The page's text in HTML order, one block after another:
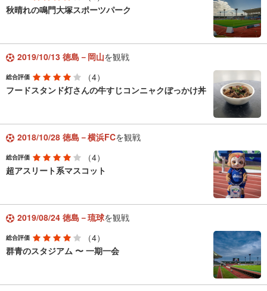
秋晴れの鳴門大塚スポーツパーク
2019/10/13 徳島－岡山を観戦
総合評価
（4）
フードスタンド灯さんの牛すじコンニャクぼっかけ丼
2018/10/28 徳島－横浜FCを観戦
総合評価
（4）
超アスリート系マスコット
2019/08/24 徳島－琉球を観戦
総合評価
（4）
群青のスタジアム 〜 一期一会